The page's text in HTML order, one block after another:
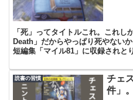
「死」ってタイトルこれ。これ
Death」だからやっぱり死やない
短編集「マイル81」に収録されと
読書の習慣
チェ
件」。